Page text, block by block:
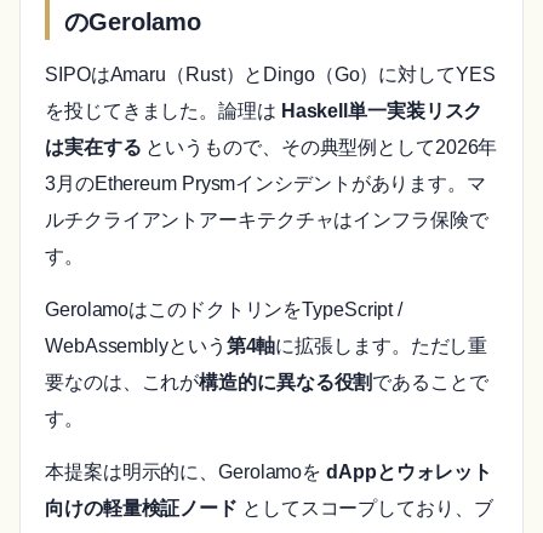
のGerolamo
SIPOはAmaru（Rust）とDingo（Go）に対してYES
を投じてきました。論理は Haskell単一実装リスク
は実在する というもので、その典型例として2026年
3月のEthereum Prysmインシデントがあります。マ
ルチクライアントアーキテクチャはインフラ保険で
す。
GerolamoはこのドクトリンをTypeScript /
WebAssemblyという 第4軸に拡張します。ただし重
要なのは、これが構造的に異なる役割であることで
す。
本提案は明示的に、GerolamoをdAppとウォレット
向けの軽量検証ノード としてスコープしており、ブ